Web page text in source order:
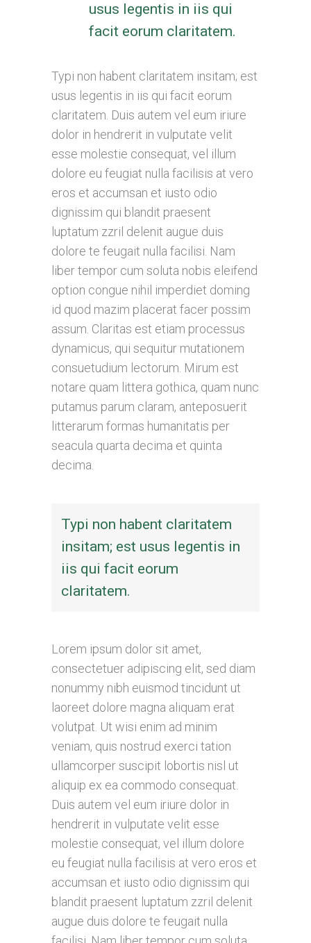
usus legentis in iis qui
facit eorum claritatem.
Typi non habent claritatem insitam; est
usus legentis in iis qui facit eorum
claritatem. Duis autem vel eum iriure
dolor in hendrerit in vulputate velit
esse molestie consequat, vel illum
dolore eu feugiat nulla facilisis at vero
eros et accumsan et iusto odio
dignissim qui blandit praesent
luptatum zzril delenit augue duis
dolore te feugait nulla facilisi. Nam
liber tempor cum soluta nobis eleifend
option congue nihil imperdiet doming
id quod mazim placerat facer possim
assum. Claritas est etiam processus
dynamicus, qui sequitur mutationem
consuetudium lectorum. Mirum est
notare quam littera gothica, quam nunc
putamus parum claram, anteposuerit
litterarum formas humanitatis per
seacula quarta decima et quinta
decima.
Typi non habent claritatem
insitam; est usus legentis in
iis qui facit eorum
claritatem.
Lorem ipsum dolor sit amet,
consectetuer adipiscing elit, sed diam
nonummy nibh euismod tincidunt ut
laoreet dolore magna aliquam erat
volutpat. Ut wisi enim ad minim
veniam, quis nostrud exerci tation
ullamcorper suscipit lobortis nisl ut
aliquip ex ea commodo consequat.
Duis autem vel eum iriure dolor in
hendrerit in vulputate velit esse
molestie consequat, vel illum dolore
eu feugiat nulla facilisis at vero eros et
accumsan et iusto odio dignissim qui
blandit praesent luptatum zzril delenit
augue duis dolore te feugait nulla